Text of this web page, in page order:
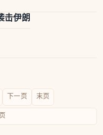
击伊朗
下一页 末页